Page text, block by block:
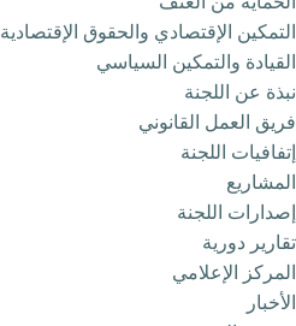
التمكين الإقتصادي والحقوق الإقتصادية
القيادة والتمكين السياسي
نبذة عن اللجنة
فريق العمل القانوني
إتفافيات اللجنة
المشاريع
إصدارات اللجنة
تقارير دورية
المركز الإعلامي
الأخبار